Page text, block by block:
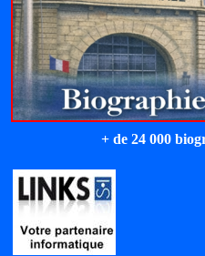
+ de 24 000